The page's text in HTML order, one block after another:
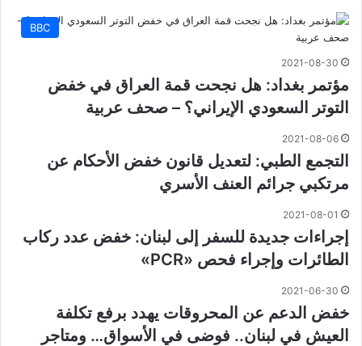
BBC
2021-08-30
مؤتمر بغداد: هل نجحت قمة العراق في خفض
التوتر السعودي الإيراني؟ – صحف عربية
2021-08-06
التجمع الطبي: لتعديل قانون خفض الأحكام عن
مرتكبي جرائم العنف الأسري
2021-08-01
إجراءات جديدة للسفر إلى لبنان: خفض عدد ركاب
الطائرات وإجراء فحص «PCR»
2021-06-30
خفض الدعم عن المحروقات يهدد برفع تكلفة
العيش في لبنان.. فوضى في الأسواق… ومتاجر